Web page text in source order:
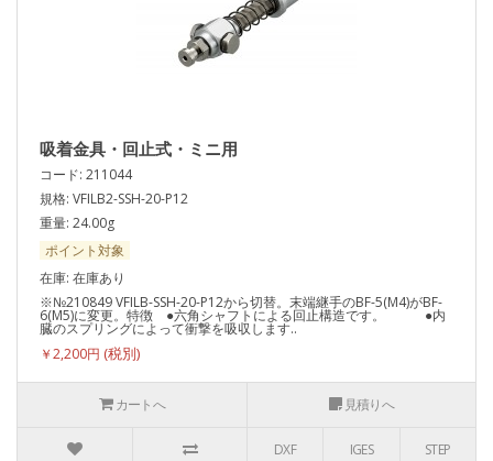
吸着金具・回止式・ミニ用
コード: 211044
規格: VFILB2-SSH-20-P12
重量: 24.00g
ポイント対象
在庫: 在庫あり
※№210849 VFILB-SSH-20-P12から切替。末端継手のBF-5(M4)がBF-
6(M5)に変更。特徴 ●六角シャフトによる回止構造です。 ●内
臓のスプリングによって衝撃を吸収します..
￥2,200円
カートへ 見積りへ
DXF IGES STEP